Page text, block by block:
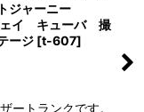
ジャーニー
イ キューバ 撮
ージ [t-607]
ートランクです。